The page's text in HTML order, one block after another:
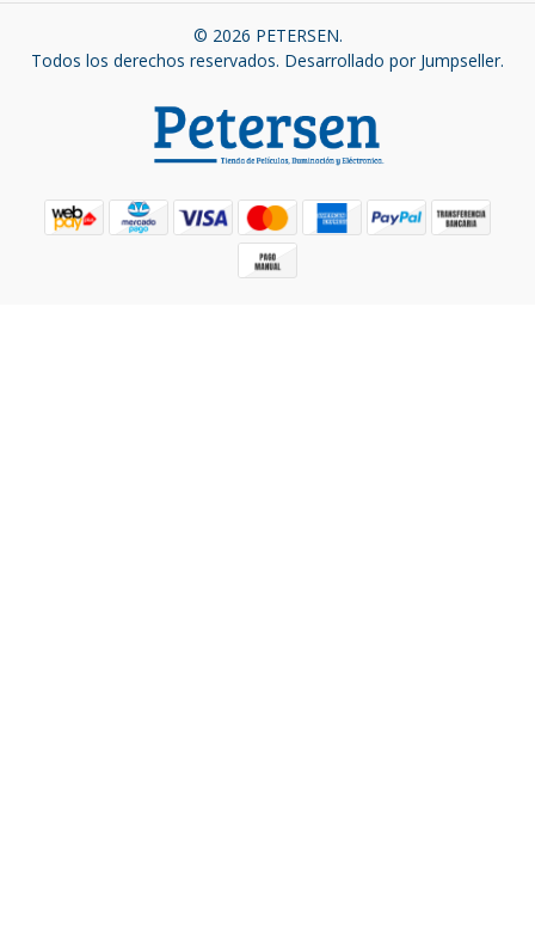
© 2026 PETERSEN.
Todos los derechos reservados. Desarrollado por Jumpseller.